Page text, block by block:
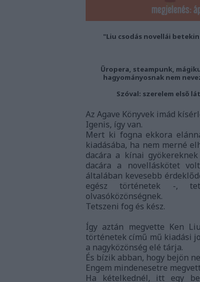
"Liu csodás novellái
Űropera, steampunk,
hagyományosnak nem
Szóval: szerelem első
Az Agave Könyvek imád
Igenis, így van.
Mert ki fogna ekkora
kiadásába, ha nem merné
dacára a kínai
dacára a novelláskötet
általában kevesebb
egész történetek -,
olvasóközönségnek.
Tetszeni fog és kész.
Így aztán megvette Ken
történetek című mű kiadási
a nagyközönség elé tárja.
És bízik abban, hogy bejön
Engem mindenesetre
Ha kételkednél, itt egy